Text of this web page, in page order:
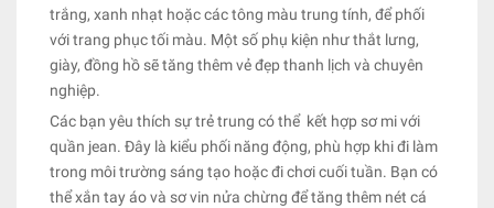
trắng, xanh nhạt hoặc các tông màu trung tính, để phối
với trang phục tối màu. Một số phụ kiện như thắt lưng,
giày, đồng hồ sẽ tăng thêm vẻ đẹp thanh lịch và chuyên
nghiệp.
Các bạn yêu thích sự trẻ trung có thể kết hợp sơ mi với
quần jean. Đây là kiểu phối năng động, phù hợp khi đi làm
trong môi trường sáng tạo hoặc đi chơi cuối tuần. Bạn có
thể xắn tay áo và sơ vin nửa chừng để tăng thêm nét cá